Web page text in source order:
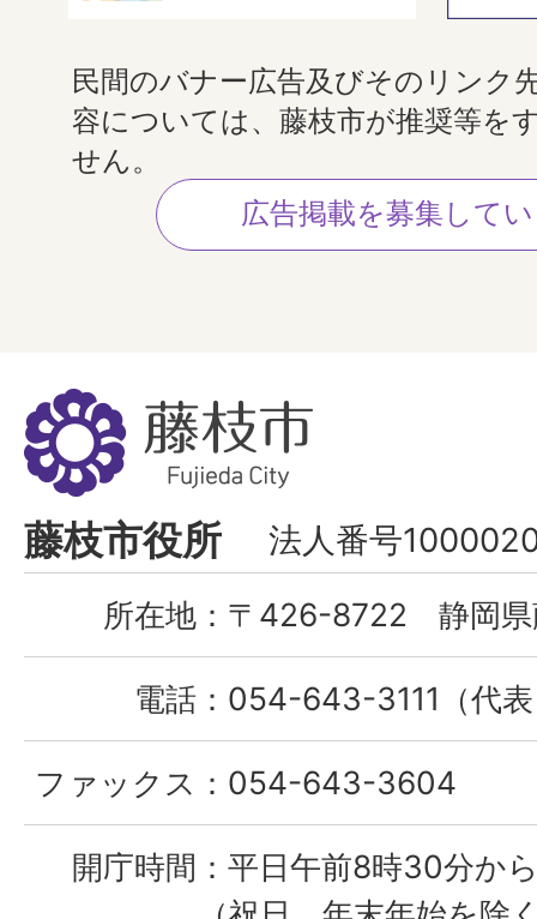
民間のバナー広告及びそのリンク
容については、藤枝市が推奨等を
せん。
広告掲載を募集して
藤
枝
市
Fujieda
City
藤枝市役所 法人番号
所在地： 〒426-8722 静岡県
電話： 054-643-3111（代
ファックス： 054-643-3604
開庁時間： 平日午前8時30分か